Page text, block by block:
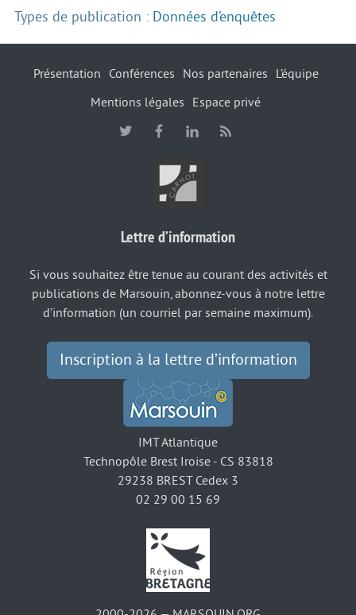
Types de publication : Données d’enquêtes
Présentation Conférences Nos partenaires
L’équipe
Mentions légales
Espace privé
Lettre d’information
Si vous souhaitez être tenue au courant des activités et
publications de Marsouin, abonnez-vous à notre lettre
d’information (un courriel par semaine maximum).
Inscription à la lettre d’information
IMT Atlantique
Technopôle Brest Iroise - CS 83818
29238 BREST Cedex 3
02 29 00 15 69